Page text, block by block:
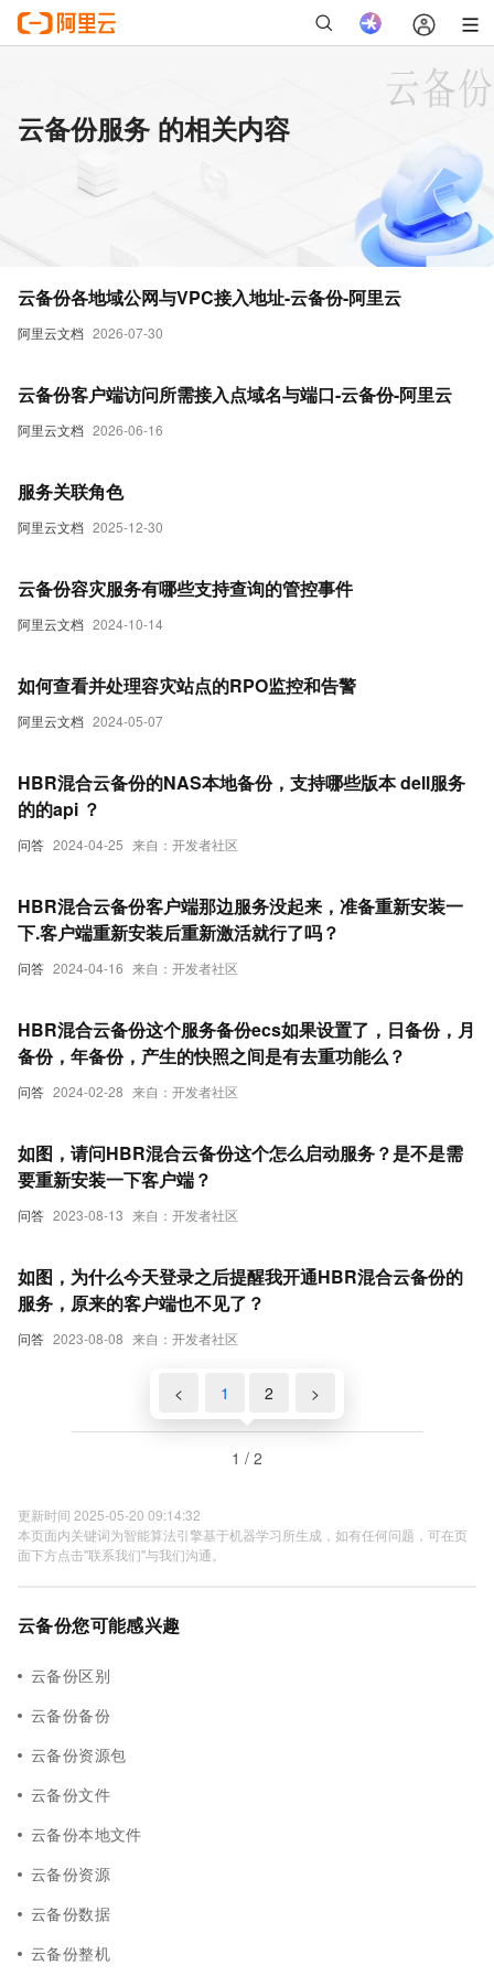
云备份服务 的相关内容
阿里云文档 2026-07-30
云备份各地域公网与VPC接入地址-云备份-阿里云
阿里云文档 2026-06-16
云备份客户端访问所需接入点域名与端口-云备份-阿里云
阿里云文档 2025-12-30
服务关联角色
阿里云文档 2024-10-14
云备份容灾服务有哪些支持查询的管控事件
阿里云文档 2024-05-07
如何查看并处理容灾站点的RPO监控和告警
问答 2024-04-25 来自：开发者社区
HBR混合云备份的NAS本地备份，支持哪些版本 dell服务
的的api ？
问答 2024-04-16 来自：开发者社区
HBR混合云备份客户端那边服务没起来，准备重新安装一
下.客户端重新安装后重新激活就行了吗？
问答 2024-02-28 来自：开发者社区
HBR混合云备份这个服务备份ecs如果设置了，日备份，月
备份，年备份，产生的快照之间是有去重功能么？
问答 2023-08-13 来自：开发者社区
如图，请问HBR混合云备份这个怎么启动服务？是不是需
要重新安装一下客户端？
问答 2023-08-08 来自：开发者社区
如图，为什么今天登录之后提醒我开通HBR混合云备份的
服务，原来的客户端也不见了？
< 1 2 >
1 / 2
更新时间 2025-05-20 09:14:32
本页面内关键词为智能算法引擎基于机器学习所生成，如有任何问题，可在页
面下方点击"联系我们"与我们沟通。
云备份您可能感兴趣
云备份区别
云备份备份
云备份资源包
云备份文件
云备份本地文件
云备份资源
云备份数据
云备份整机